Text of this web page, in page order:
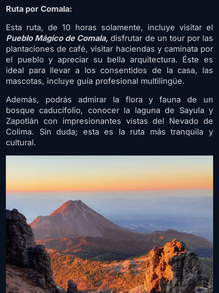
Ruta por Comala:
Esta ruta, de 10 horas solamente, incluye visitar el
Pueblo Mágico de Comala, disfrutar de un tour por las
plantaciones de café, visitar haciendas y caminata por
el pueblo y apreciar su bella arquitectura. Éste es
ideal para llevar a los consentidos de la casa, las
mascotas, incluye guía profesional multilingüe.
Además, podrás admirar la flora y fauna de un
bosque caducifolio, conocer la laguna de Sayula y
Zapotlán con impresionantes vistas del Nevado de
Colima. Sin duda; esta es la ruta más tranquila y
cultural.